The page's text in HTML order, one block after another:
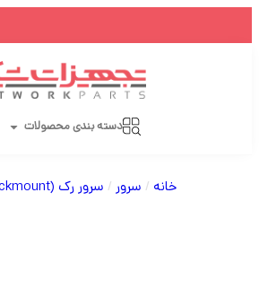
دسته بندی محصولات
خانه / سرور / سرور رک (Rackmount)